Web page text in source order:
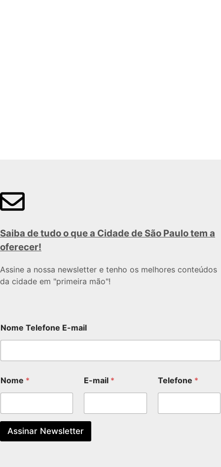
Saiba de tudo o que a Cidade de São Paulo tem a
oferecer!
Assine a nossa newsletter e tenho os melhores conteúdos
da cidade em "primeira mão"!
Nome Telefone E-mail
Nome * E-mail * Telefone *
Assinar Newsletter